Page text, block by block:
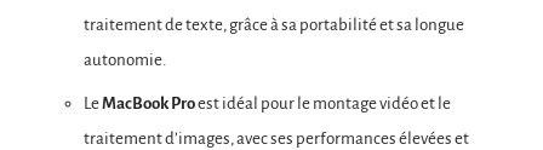
traitement de texte, grâce à sa portabilité et sa longue
autonomie.
LeMacBook Proest idéal pour le montage vidéo et le
traitement d’images, avec ses performances élevées et